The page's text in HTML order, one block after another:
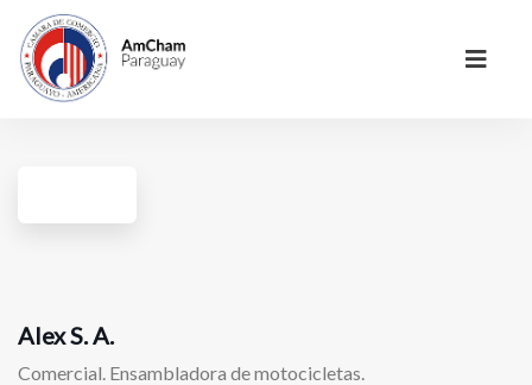
Alex S. A.
Comercial. Ensambladora de motocicletas.